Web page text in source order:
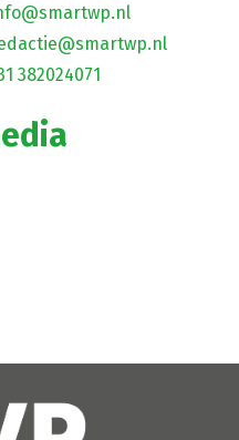
382024071